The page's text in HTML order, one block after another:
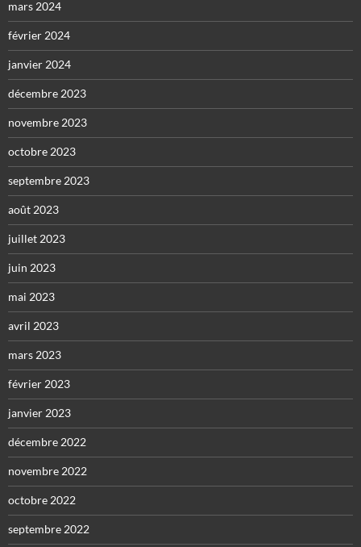
mars 2024
février 2024
janvier 2024
décembre 2023
novembre 2023
octobre 2023
septembre 2023
août 2023
juillet 2023
juin 2023
mai 2023
avril 2023
mars 2023
février 2023
janvier 2023
décembre 2022
novembre 2022
octobre 2022
septembre 2022